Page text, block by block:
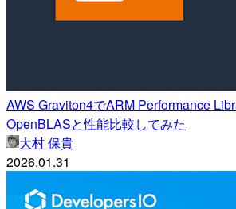
AWS Graviton4でARM Performance
OpenBLASと性能比較してみた
大村 保貴
2026.01.31